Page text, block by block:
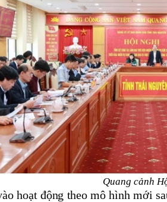
Quang cảnh
hoạt động theo mô hình mới